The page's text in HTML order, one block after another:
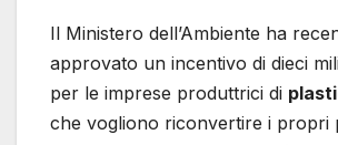
Il Ministero dell’Ambiente ha
approvato un incentivo di dieci
per le imprese produttrici di
che vogliono riconvertire i propri